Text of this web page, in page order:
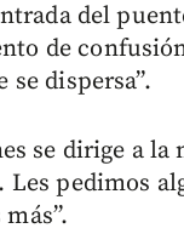
del
de
se dispersa”.
se dirige a
pedimos